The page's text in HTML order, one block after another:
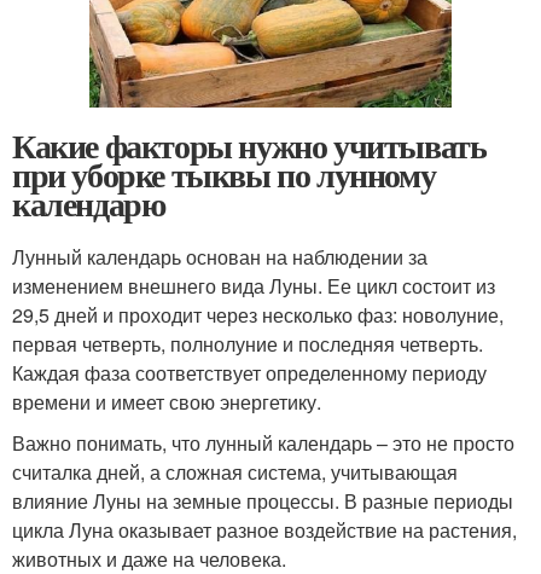
Какие факторы нужно учитывать
при уборке тыквы по лунному
календарю
Лунный календарь основан на наблюдении за
изменением внешнего вида Луны. Ее цикл состоит из
29,5 дней и проходит через несколько фаз: новолуние,
первая четверть, полнолуние и последняя четверть.
Каждая фаза соответствует определенному периоду
времени и имеет свою энергетику.
Важно понимать, что лунный календарь – это не просто
считалка дней, а сложная система, учитывающая
влияние Луны на земные процессы. В разные периоды
цикла Луна оказывает разное воздействие на растения,
животных и даже на человека.